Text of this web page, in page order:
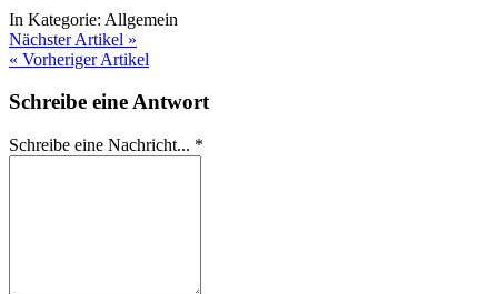
In Kategorie: Allgemein
Nächster Artikel »
« Vorheriger Artikel
Schreibe eine Antwort
Schreibe eine Nachricht... *